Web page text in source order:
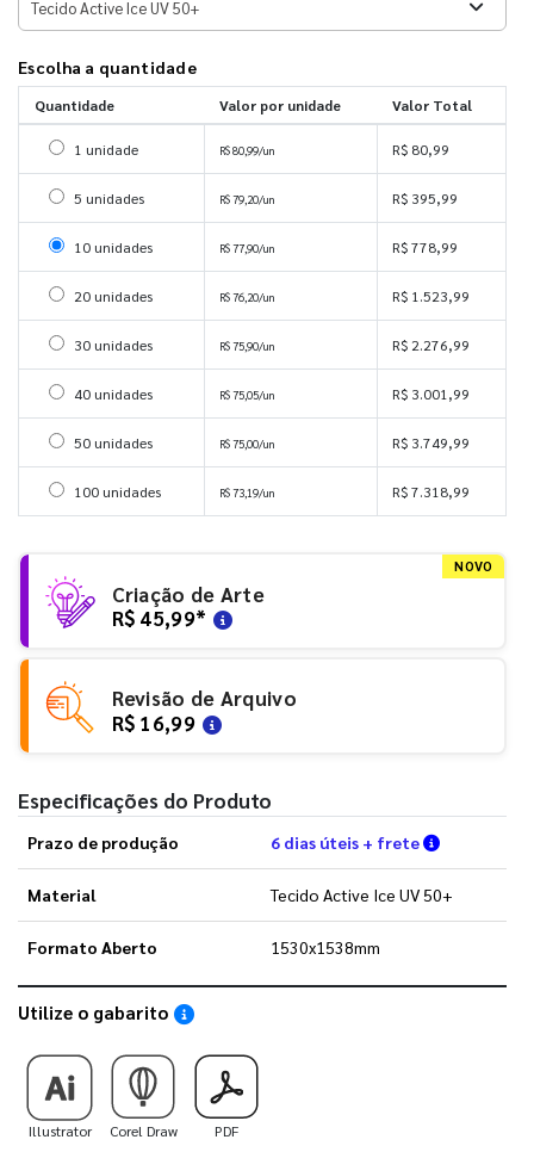
Escolha a quantidade
Quantidade Valor por unidade Valor Total
Selecionar 1 unidade
1 unidade R$ 80,99/un R$ 80,99
Selecionar 5 unidades
5 unidades R$ 79,20/un R$ 395,99
Selecionar 10 unidades
10 unidades R$ 77,90/un R$ 778,99
Selecionar 20 unidades
20 unidades R$ 76,20/un R$ 1.523,99
Selecionar 30 unidades
30 unidades R$ 75,90/un R$ 2.276,99
Selecionar 40 unidades
40 unidades R$ 75,05/un R$ 3.001,99
Selecionar 50 unidades
50 unidades R$ 75,00/un R$ 3.749,99
Selecionar 100 unidades
100 unidades R$ 73,19/un R$ 7.318,99
NOVO
Criação de Arte
R$ 45,99*
Revisão de Arquivo
R$ 16,99
Especificações do Produto
Prazo de produção 6 dias úteis + frete Verifique
Material Tecido Active Ice UV 50+
Formato Aberto 1530x1538mm
Utilize o gabarito Saiba como utilizar os nossos gabaritos
Illustrator Corel Draw PDF